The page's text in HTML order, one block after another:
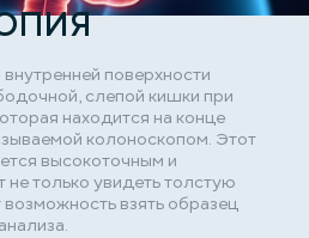
поверхности
слепой кишки при
находится на конце
колоноскопом. Этот
высокоточным и
только увидеть толстую
взять образец